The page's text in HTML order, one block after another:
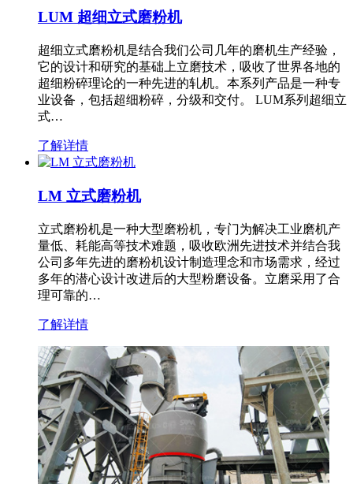
LUM 超细立式磨粉机
超细立式磨粉机是结合我们公司几年的磨机生产经验，
它的设计和研究的基础上立磨技术，吸收了世界各地的
超细粉碎理论的一种先进的轧机。本系列产品是一种专
业设备，包括超细粉碎，分级和交付。 LUM系列超细立
式…
了解详情
LM 立式磨粉机
立式磨粉机是一种大型磨粉机，专门为解决工业磨机产
量低、耗能高等技术难题，吸收欧洲先进技术并结合我
公司多年先进的磨粉机设计制造理念和市场需求，经过
多年的潜心设计改进后的大型粉磨设备。立磨采用了合
理可靠的…
了解详情